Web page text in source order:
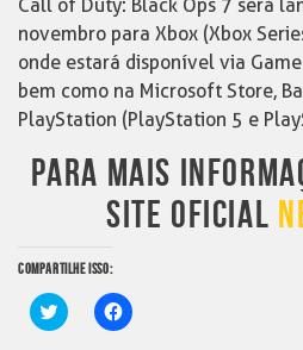
Call of Duty: Black Ops 7 será
novembro para Xbox (Xbox
onde estará disponível via
bem como na Microsoft Store,
PlayStation (PlayStation 5 e
PARA MAIS
SITE OFICIAL
COMPARTILHE ISSO:
Clique
para
Clique
para